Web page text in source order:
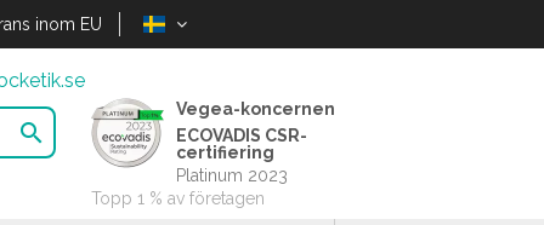
inom EU

Vegea-koncernen
ECOVADIS CSR-
certifiering
Platinum 2023
Topp 1 % av företagen